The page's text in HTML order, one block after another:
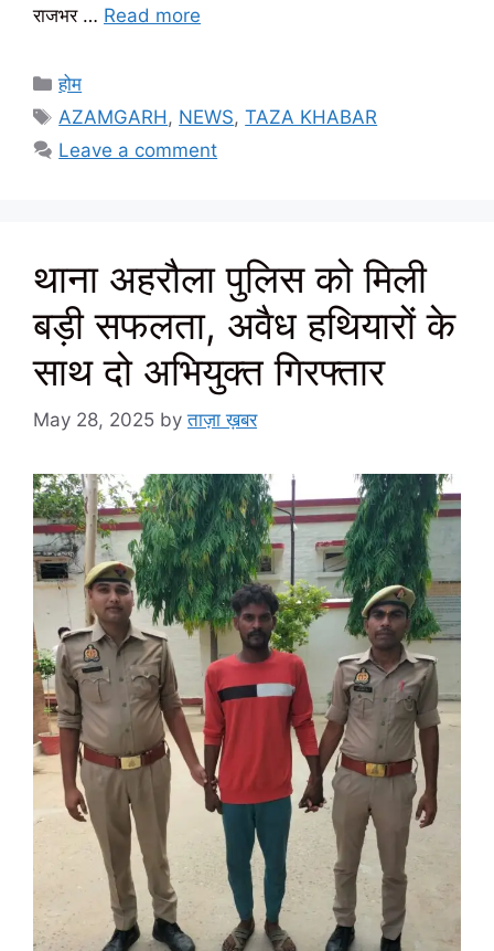
राजभर … Read more
Categories
होम
Tags
AZAMGARH , NEWS,TAZA KHABAR
Leave a comment
थाना अहरौला पुलिस को मिली
बड़ी सफलता, अवैध हथियारों के
साथ दो अभियुक्त गिरफ्तार
May 28, 2025 byताज़ा ख़बर